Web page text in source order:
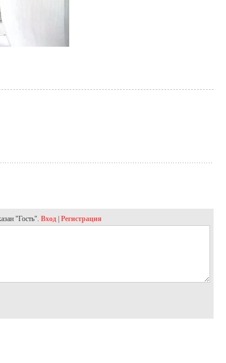
"Гость". Вход | Регистрация